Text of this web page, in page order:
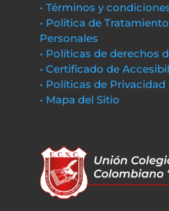
• Términos y
• Política de
Personales
• Políticas de derechos
• Certificado de
• Políticas de Privacidad
• Mapa del Sitio